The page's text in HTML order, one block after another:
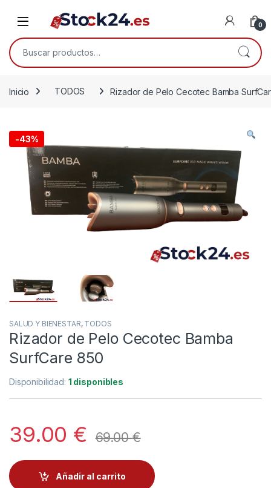
Open 0
Buscar por:
Inicio TODOS Rizador de Pelo Cecotec Bamba
-43%
SALUD Y BIENESTAR, TODOS
Rizador de Pelo Cecotec Bamba
SurfCare 850
Disponibilidad: 1 disponibles
39.00 € 69.00€
Añadir al carrito